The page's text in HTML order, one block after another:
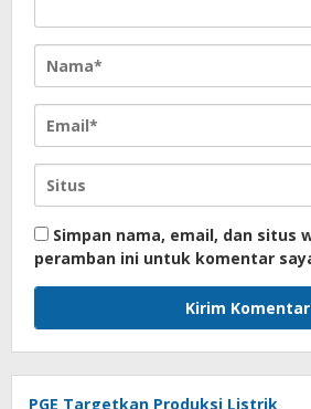
Simpan nama, email, dan situs
peramban ini untuk komentar
PGE Targetkan Produksi Listrik